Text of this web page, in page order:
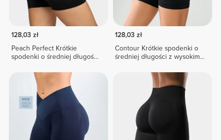
128,03 zł
Peach Perfect Krótkie
spodenki o średniej długości
128,03 zł
Contour Krótkie spodenki o
średniej długości z wysokim